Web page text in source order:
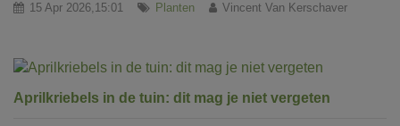
15 Apr 2026,15:01 Planten Vincent Van Kerschaver
Aprilkriebels in de tuin: dit mag je niet vergeten